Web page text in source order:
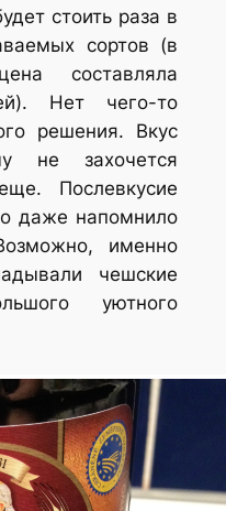
стоить раза в
сортов (в
составляла
Нет чего-то
решения. Вкус
не захочется
Послевкусие
даже напомнило
именно
чешские
уютного